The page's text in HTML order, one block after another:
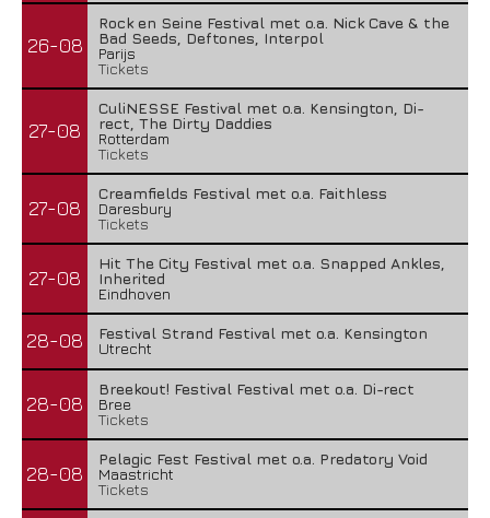
26-08
Rock en Seine Festival met o.a. Nick Cave & the
Bad Seeds, Deftones, Interpol
Parijs
Tickets
27-08
CuliNESSE Festival met o.a. Kensington, Di-
rect, The Dirty Daddies
Rotterdam
Tickets
27-08
Creamfields Festival met o.a. Faithless
Daresbury
Tickets
27-08
Hit The City Festival met o.a. Snapped Ankles,
Inherited
Eindhoven
28-08
Festival Strand Festival met o.a. Kensington
Utrecht
28-08
Breekout! Festival Festival met o.a. Di-rect
Bree
Tickets
28-08
Pelagic Fest Festival met o.a. Predatory Void
Maastricht
Tickets